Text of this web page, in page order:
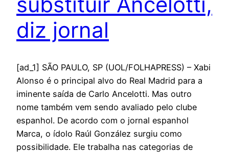
diz jornal
[ad_1] SÃO PAULO, SP (UOL/FOLHAPRESS) – Xabi
Alonso é o principal alvo do Real Madrid para a
iminente saída de Carlo Ancelotti. Mas outro
nome também vem sendo avaliado pelo clube
espanhol. De acordo com o jornal espanhol
Marca, o ídolo Raúl González surgiu como
possibilidade. Ele trabalha nas categorias de